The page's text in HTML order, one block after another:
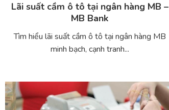
Lãi suất cầm ô tô tại ngân hàng MB –
MB Bank
Tìm hiểu lãi suất cầm ô tô tại ngân hàng MB
minh bạch, cạnh tranh...